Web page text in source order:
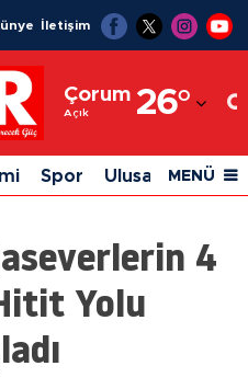
İletişim
Çorum
Açık 26°
Adıyaman
Afyonkarahisar
Ağrı
Amasya
Ankara
Spor Ulusal Siyaset
MENÜ
4
Yolu